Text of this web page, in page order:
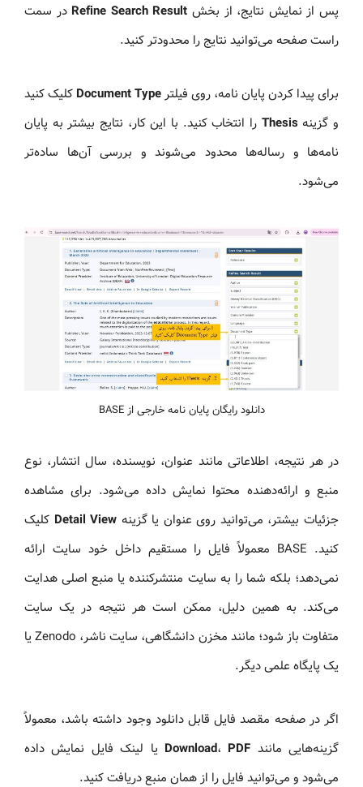
پس از نمایش نتایج، از بخش Refine Search Result در سمت
راست صفحه می‌توانید نتایج را محدودتر کنید.
برای پیدا کردن پایان نامه، روی فیلتر Document Type کلیک کنید
و گزینه Thesis را انتخاب کنید. با این کار، نتایج بیشتر به پایان
نامه‌ها و رساله‌ها محدود می‌شوند و بررسی آن‌ها ساده‌تر
می‌شود.
دانلود رایگان پایان نامه خارجی از BASE
در هر نتیجه، اطلاعاتی مانند عنوان، نویسنده، سال انتشار، نوع
منبع و ارائه‌دهنده محتوا نمایش داده می‌شود. برای مشاهده
جزئیات بیشتر، می‌توانید روی عنوان یا گزینه Detail View کلیک
کنید. BASE معمولاً فایل را مستقیم داخل خود سایت ارائه
نمی‌دهد؛ بلکه شما را به سایت منتشرکننده یا منبع اصلی هدایت
می‌کند. به همین دلیل، ممکن است هر نتیجه در یک سایت
متفاوت باز شود؛ مانند مخزن دانشگاهی، سایت ناشر، Zenodo یا
یک پایگاه علمی دیگر.
اگر در صفحه مقصد فایل قابل دانلود وجود داشته باشد، معمولاً
گزینه‌هایی مانند
Download، PDF
یا لینک فایل نمایش داده
می‌شود و می‌توانید فایل را از همان منبع دریافت کنید.